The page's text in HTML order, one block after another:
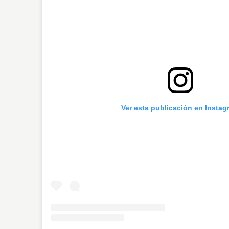
Ver esta publicación en